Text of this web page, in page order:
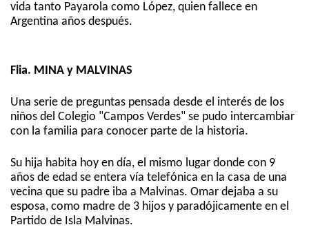
vida tanto Payarola como López, quien fallece en
Argentina años después.
Flia. MINA y MALVINAS
Una serie de preguntas pensada desde el interés de los
niños del Colegio "Campos Verdes" se pudo intercambiar
con la familia para conocer parte de la historia.
Su hija habita hoy en día, el mismo lugar donde con 9
años de edad se entera vía telefónica en la casa de una
vecina que su padre iba a Malvinas. Omar dejaba a su
esposa, como madre de 3 hijos y paradójicamente en el
Partido de Isla Malvinas.